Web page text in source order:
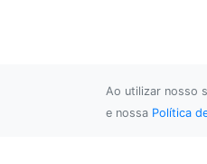
Ao utilizar nosso
e nossa Política